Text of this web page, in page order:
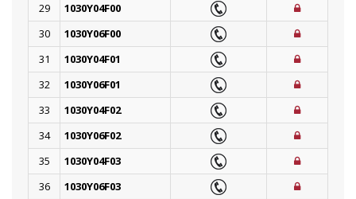
29
1030Y04F00
30
1030Y06F00
31
1030Y04F01
32
1030Y06F01
33
1030Y04F02
34
1030Y06F02
35
1030Y04F03
36
1030Y06F03